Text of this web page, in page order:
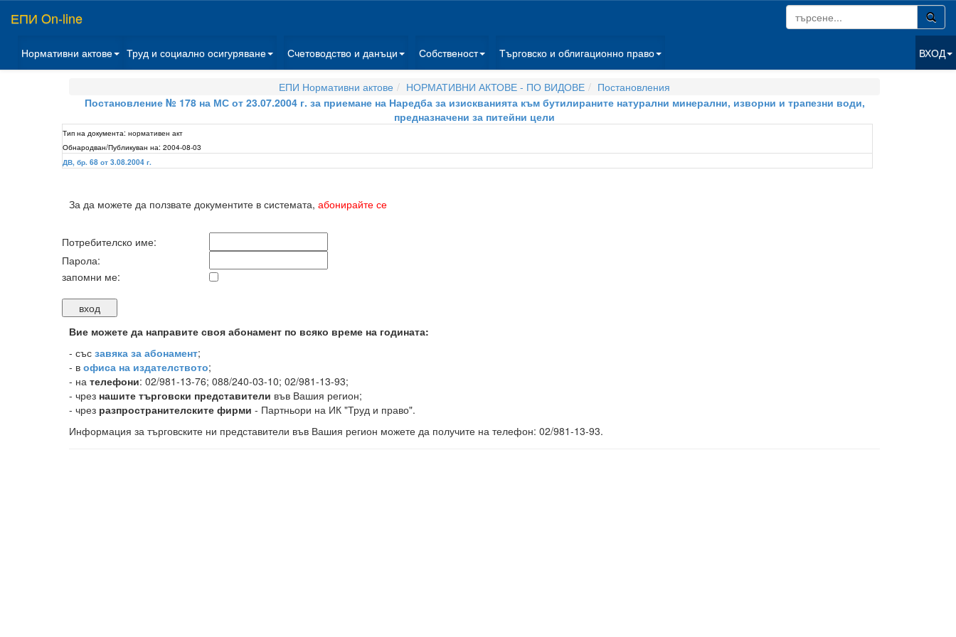
ЕПИ On-line
Нормативни актове Труд и социално осигуряване Счетоводство и данъци Собственост Търговско и облигационно право ВХОД
ЕПИ Нормативни актове НОРМАТИВНИ АКТОВЕ - ПО ВИДОВЕ
Постановления
Постановление № 178 на МС от 23.07.2004 г. за приемане на Наредба за изискванията към бутилираните натурални минерални, изворни и трапезни води,
предназначени за питейни цели
Тип на документа: нормативен акт
Обнародван/Публикуван на: 2004-08-03
ДВ, бр. 68 от 3.08.2004 г.
За да можете да ползвате документите в системата, абонирайте се
Потребителско име:
Парола:
запомни ме:
Вие можете да направите своя абонамент по всяко време на годината:
- със завяка за абонамент;
- в офиса на издателството;
- на телефони: 02/981-13-76; 088/240-03-10; 02/981-13-93;
- чрез нашите търговски представители във Вашия регион;
- чрез разпространителските фирми - Партньори на ИК "Труд и право".
Информация за търговските ни представители във Вашия регион можете да получите на телефон: 02/981-13-93.